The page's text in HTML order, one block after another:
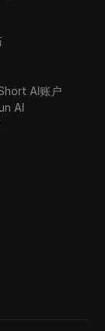
AI账户
AI